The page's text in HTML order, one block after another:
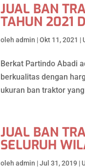
JUAL BAN
TAHUN 2021
olehadmin |Okt 11, 2021 |
Berkat Partindo Abadi
berkualitas dengan
ukuran ban traktor
JUAL BAN
SELURUH
olehadmin |Jul 31, 2019 |